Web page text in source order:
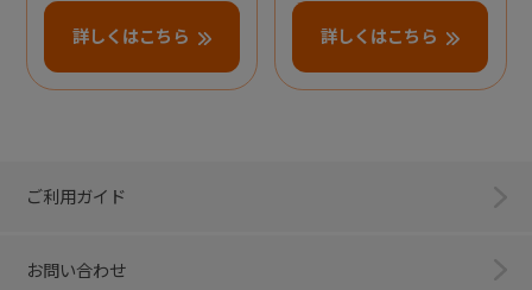
詳しくはこちら 詳しくはこちら
ご利用ガイド
お問い合わせ